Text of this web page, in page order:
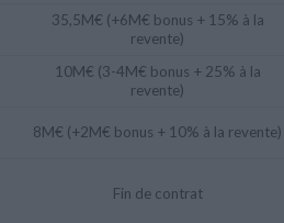
35,5M€ (+6M€ bonus + 15% à la
revente)
10M€ (3-4M€ bonus + 25% à la
revente)
8M€ (+2M€ bonus + 10% à la revente)
Fin de contrat